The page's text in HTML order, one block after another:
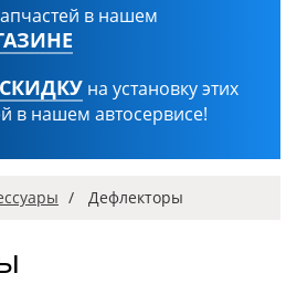
в нашем
СКИДКУ на установку этих
в нашем автосервисе!
Дефлекторы